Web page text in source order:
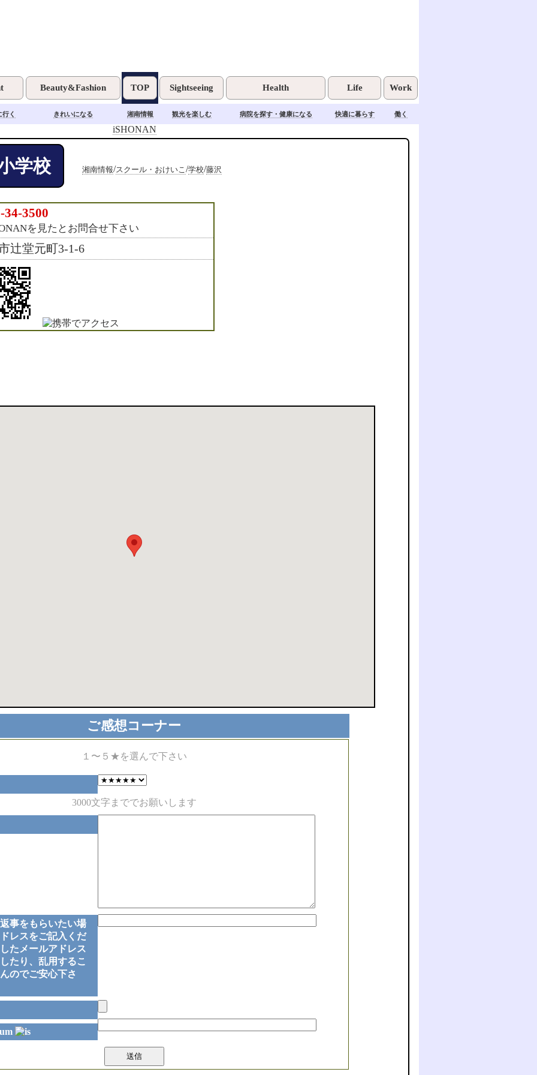
Beauty&Fashion TOP Sightseeing Health Life Work
く きれいになる 湘南情報 観光を楽しむ 病院を探す・健康になる 快適に暮らす 働く
iSHONAN
学校 湘南情報/スクール・おけいこ /学校/藤沢
34-3500
を見たとお問合せ下さい
辻堂元町3-1-6
ご感想コーナー
１〜５★を選んで下さい
3000文字まででお願いします
事をもらいたい場
レスをご記入くだ
たメールアドレス
たり、乱用するこ
のでご安心下さ